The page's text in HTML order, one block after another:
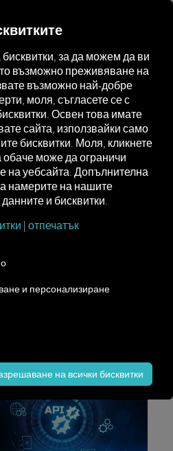
програмиране)
на различни
да комуникират
на системи като
на транспорта (TMS),
на складове (WMS)
за да можем да ви
възможно преживяване на
възможно най-добре
моля, съгласете се с
Освен това имате
сайта, използвайки само
бисквитки. Моля, кликнете
обаче може да ограничи
на уебсайта. Допълнителна
намерите на нашите
и бисквитки.
| отпечатък
и персонализиране
на всички бисквитки